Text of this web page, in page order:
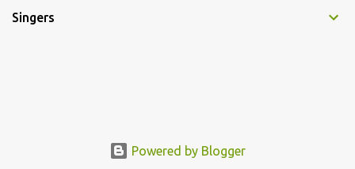
Singers
Powered by Blogger